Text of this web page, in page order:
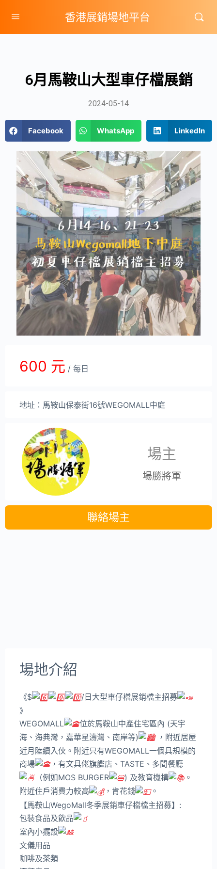
香港展銷場地平台
6月馬鞍山大型車仔檔展銷
2024-05-14
Facebook WhatsApp LinkedIn
600 元 / 每日
地址：馬鞍山保泰街16號WEGOMALL中庭
場主
場勝將軍
聯絡場主
場地介紹
《$
/日大型車仔檔展銷檔主招募
》
WEGOMALL
位於馬鞍山中產住宅區內 (天宇
海、海典灣，嘉華星濤灣、南岸等)
，附近居屋
近月陸續入伙。附近只有WEGOMALL一個具規模的
商場
，有文具佬旗艦店、TASTE、多間餐廳
（例如MOS BURGER
) 及教育機構
。
附近住戶消費力較高
，肯花錢
。
【馬鞍山WegoMall冬季展銷車仔檔檔主招募】:
包裝食品及飲品
室內小擺設
文儀用品
咖啡及茶類